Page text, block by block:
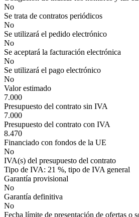
No
Se trata de contratos periódicos
No
Se utilizará el pedido electrónico
No
Se aceptará la facturación electrónica
No
Se utilizará el pago electrónico
No
Valor estimado
7.000
Presupuesto del contrato sin IVA
7.000
Presupuesto del contrato con IVA
8.470
Financiado con fondos de la UE
No
IVA(s) del presupuesto del contrato
Tipo de IVA: 21 %, tipo de IVA general
Garantía provisional
No
Garantía definitiva
No
Fecha límite de presentación de ofertas o